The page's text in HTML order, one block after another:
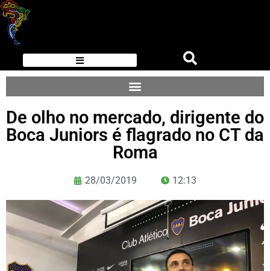
De olho no mercado, dirigente do
Boca Juniors é flagrado no CT da
Roma
28/03/2019 12:13